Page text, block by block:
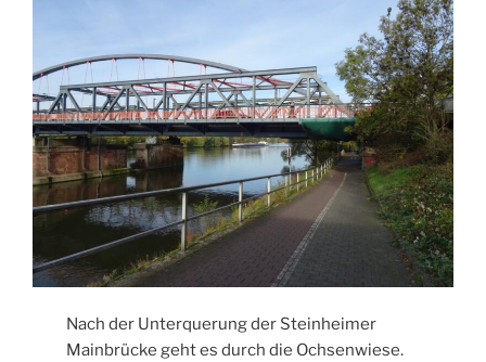
Nach der Unterquerung der Steinheimer
Mainbrücke geht es durch die Ochsenwiese.